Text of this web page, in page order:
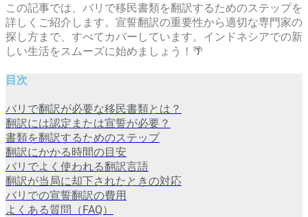
この記事では、バリで移民書類を翻訳するためのステップを
詳しくご紹介します。宣誓翻訳の重要性から適切な専門家の
探し方まで、すべてカバーしています。インドネシアでの新
しい生活をスムーズに始めましょう！🌴
目次
バリで翻訳が必要な移民書類とは？
翻訳には認定または宣誓が必要？
書類を翻訳するためのステップ
翻訳にかかる時間の目安
バリでよく使われる翻訳言語
翻訳が当局に却下されたときの対応
バリでの宣誓翻訳の費用
よくある質問（FAQ）​